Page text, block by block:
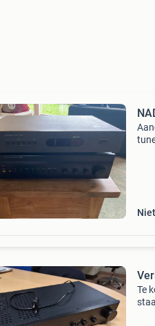
Te